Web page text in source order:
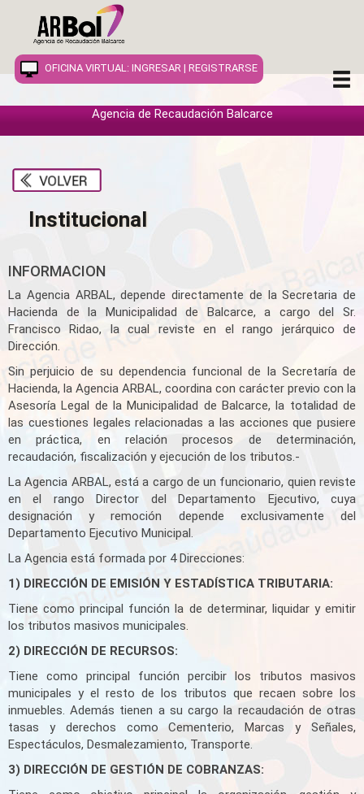
OFICINA VIRTUAL: INGRESAR | REGISTRARSE
Agencia de Recaudación Balcarce
INMUEBLES
VEHÍCULOS
PUBLICIDAD
INSTITUCIONAL
Institucional
INFORMACION
La Agencia ARBAL, depende directamente de la Secretaria de
Hacienda de la Municipalidad de Balcarce, a cargo del Sr.
Francisco Ridao, la cual reviste en el rango jerárquico de
Dirección.
Sin perjuicio de su dependencia funcional de la Secretaría de
Hacienda, la Agencia ARBAL, coordina con carácter previo con la
Asesoría Legal de la Municipalidad de Balcarce, la totalidad de
las cuestiones legales relacionadas a las acciones que pusiere
en práctica, en relación procesos de determinación,
recaudación, fiscalización y ejecución de los tributos.-
La Agencia ARBAL, está a cargo de un funcionario, quien reviste
en el rango Director del Departamento Ejecutivo, cuya
designación y remoción depende exclusivamente del
Departamento Ejecutivo Municipal.
La Agencia está formada por 4 Direcciones:
1) DIRECCIÓN DE EMISIÓN Y ESTADÍSTICA TRIBUTARIA:
Tiene como principal función la de determinar, liquidar y emitir
los tributos masivos municipales.
2) DIRECCIÓN DE RECURSOS:
Tiene como principal función percibir los tributos masivos
municipales y el resto de los tributos que recaen sobre los
inmuebles. Además tienen a su cargo la recaudación de otras
tasas y derechos como Cementerio, Marcas y Señales,
Espectáculos, Desmalezamiento, Transporte.
3) DIRECCIÓN DE GESTIÓN DE COBRANZAS: